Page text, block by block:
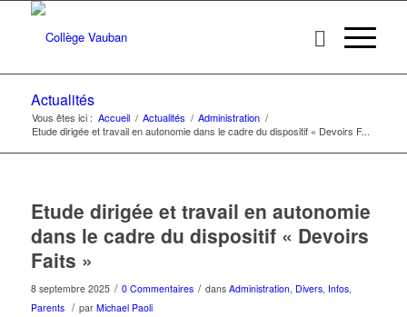
Actualités
Vous êtes ici : Accueil / Actualités / Administration /
Etude dirigée et travail en autonomie dans le cadre du dispositif « Devoirs F...
Etude dirigée et travail en autonomie
dans le cadre du dispositif « Devoirs
Faits »
8 septembre 2025 / 0 Commentaires / dans Administration, Divers, Infos,
Parents / par Michael Paoli